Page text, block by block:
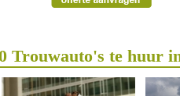
Trouwauto's te huur